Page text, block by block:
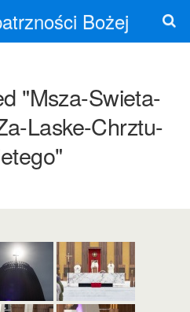
Bożej
"msza-Swieta-
Laske-Chrztu-